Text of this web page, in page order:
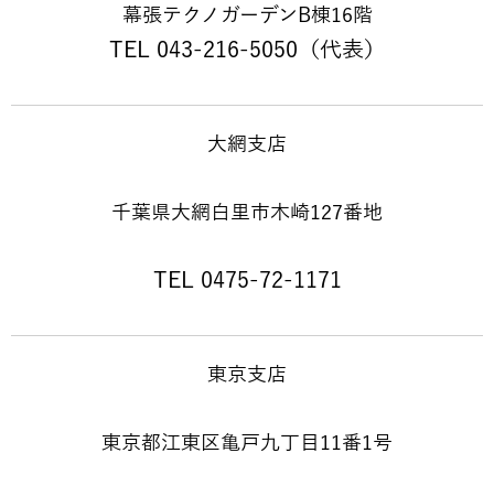
幕張テクノガーデンB棟16階
TEL 043-216-5050（代表）
大網支店
千葉県大網白里市木崎127番地
TEL 0475-72-1171
東京支店
東京都江東区亀戸九丁目11番1号